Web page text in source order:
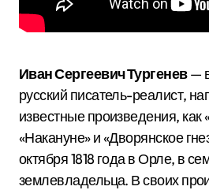
Иван Сергеевич Тургенев—
русский писатель-реалист,
известные произведения, как
«Накануне» и «Дворянское
октября 1818 года в Орле, в
землевладельца. В своих